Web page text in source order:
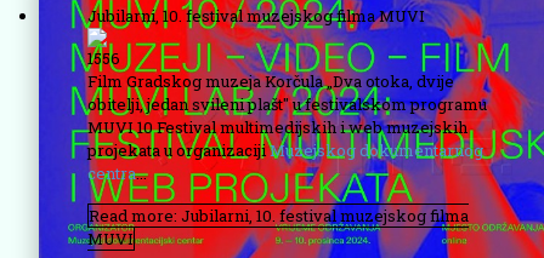
Jubilarni, 10. festival muzejskog filma MUVI
1556
Film Gradskog muzeja Korčula „Dva otoka, dvije
obitelji, jedan svileni plašt" u festivalskom programu
MUVI 10 Festival multimedijskih i web muzejskih
projekata u organizacijiMuzejskog dokumentarnog
centra...
Read more: Jubilarni, 10. festival muzejskog filma
MUVI